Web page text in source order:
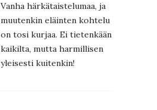
Vanha härkätaistelumaa, ja
muutenkin eläinten kohtelu
on tosi kurjaa. Ei tietenkään
kaikilta, mutta harmillisen
yleisesti kuitenkin!